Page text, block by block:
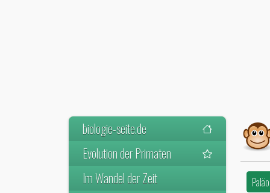
biologie-seite.de
Evolution der Primaten
Im Wandel der Zeit